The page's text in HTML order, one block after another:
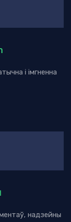
і імгненна
надзейны